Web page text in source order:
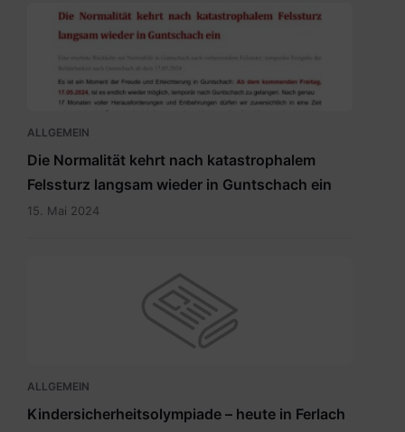
20240515
Newsletter
Befahrbarkeit
15.5.2024.pdf
ALLGEMEIN
Die Normalität kehrt nach katastrophalem
Felssturz langsam wieder in Guntschach ein
15. Mai 2024
ALLGEMEIN
Kindersicherheitsolympiade – heute in Ferlach